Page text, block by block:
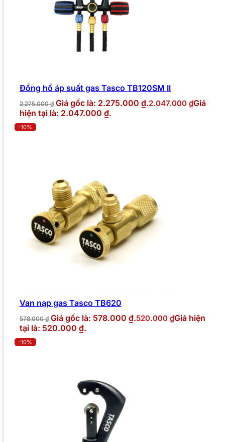
Đồng hồ áp suất gas Tasco TB120SM II
2.275.000₫ Giá gốc là: 2.275.000 ₫.2.047.000 ₫Giá
hiện tại là: 2.047.000 ₫.
-10%
Van nạp gas Tasco TB620
578.000₫ Giá gốc là: 578.000 ₫.520.000 ₫Giá hiện
tại là: 520.000 ₫.
-10%